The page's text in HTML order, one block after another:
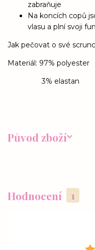
zabraňuje
Na koncích copů
vlasu a plní svoji
Jak pečovat o své
Materiál: 97% polyester
3% elastan
Původ zboží
Hodnocení 1